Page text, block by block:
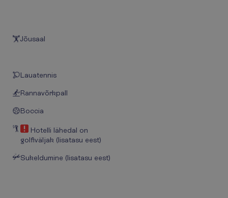
Jõusaal
Lauatennis
Rannavõrkpall
Boccia
Hotelli lähedal on
golfiväljak (lisatasu eest)
Sukeldumine (lisatasu eest)